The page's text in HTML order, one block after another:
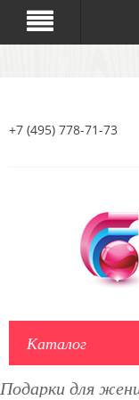
+7 (495) 778-71-73
Каталог
Подарки для